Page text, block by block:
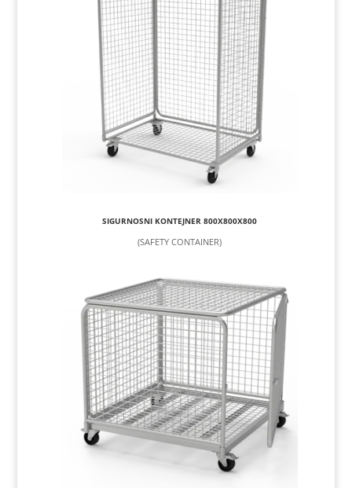
SIGURNOSNI KONTEJNER 800X800X800
(SAFETY CONTAINER)